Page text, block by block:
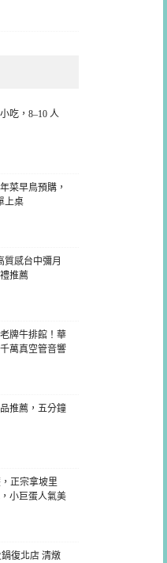
吃，8–10 人
菜早鳥預購，
上桌
質感台中彌月
推薦
牌牛排館！華
萬真空管音響
推薦，五分鐘
正宗拿坡里
小巨蛋人氣美
復北店 清燉